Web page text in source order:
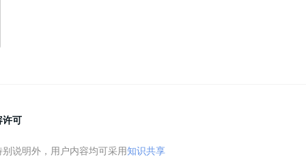
许可
别说明外，用户内容均可采用知识共享